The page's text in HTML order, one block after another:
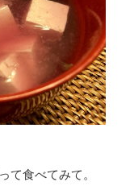
て食べてみて。